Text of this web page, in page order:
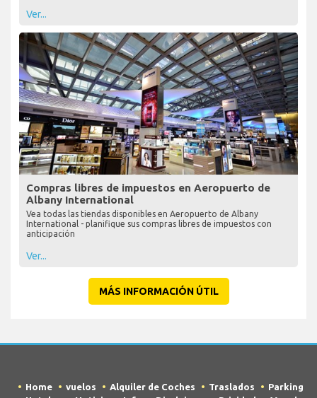
Ver...
Compras libres de impuestos en Aeropuerto de
Albany International
Vea todas las tiendas disponibles en Aeropuerto de Albany
International - planifique sus compras libres de impuestos con
anticipación
Ver...
MÁS INFORMACIÓN ÚTIL
Home vuelos Alquiler de Coches Traslados
Parking